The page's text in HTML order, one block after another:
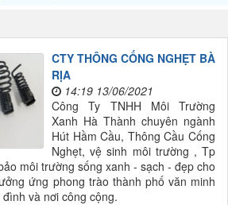
CTY THÔNG CỐNG NGHẸT BÀ
RỊA
14:19 13/06/2021
Công Ty TNHH Môi Trường
Xanh Hà Thành chuyên ngành
Hút Hầm Cầu, Thông Cầu Cống
Nghẹt, vệ sinh môi trường , Tp
môi trường sống xanh - sạch - đẹp cho
ứng phong trào thành phố văn minh
và nơi công cộng.